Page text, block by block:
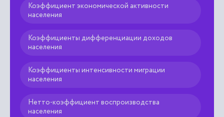
Коэффициент экономической активности
населения
Коэффициенты дифференциации доходов
населения
Коэффициенты интенсивности миграции
населения
Нетто-коэффициент воспроизводства
населения